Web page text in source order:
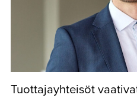
Tuottajayhteisöt